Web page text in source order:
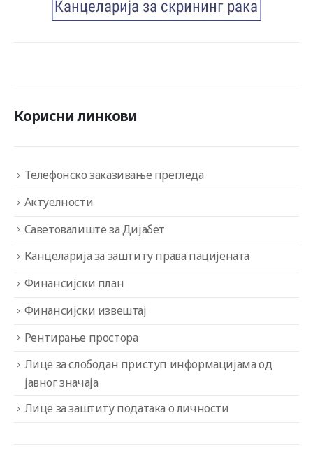
Корисни линкови
Телефонско заказивање прегледа
Актуелности
Саветовалиште за Дијабет
Канцеларија за заштиту права пацијената
Финансијски план
Финансијски извештај
Рентирање простора
Лице за слободан приступ информацијама од
јавног значаја
Лице за заштиту података о личности